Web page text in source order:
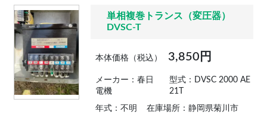
単相複巻トランス（変圧器）
DVSC-T
本体価格（税込） 3,850円
メーカー：春日
電機
型式：DVSC 2000 AE
21T
年式：不明 在庫場所：静岡県菊川市